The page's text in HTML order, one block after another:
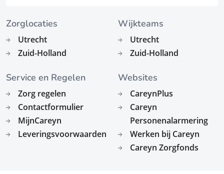
Zorglocaties
Utrecht
Zuid-Holland
Wijkteams
Utrecht
Zuid-Holland
Service en Regelen
Zorg regelen
Contactformulier
MijnCareyn
Leveringsvoorwaarden
Websites
CareynPlus
Careyn
Personenalarmering
Werken bij Careyn
Careyn Zorgfonds